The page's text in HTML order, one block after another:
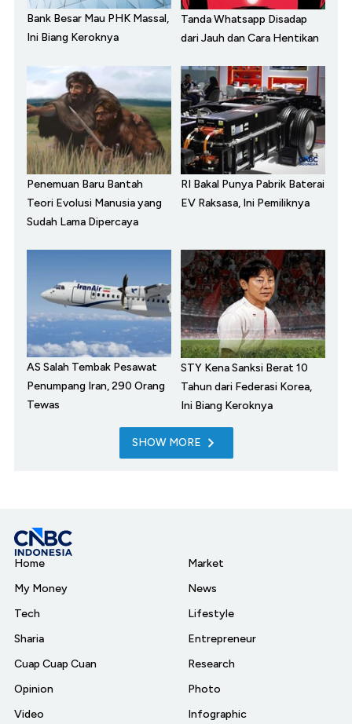
Bank Besar Mau PHK Massal,
Ini Biang Keroknya
Tanda Whatsapp Disadap
dari Jauh dan Cara Hentikan
Penemuan Baru Bantah
Teori Evolusi Manusia yang
Sudah Lama Dipercaya
RI Bakal Punya Pabrik Baterai
EV Raksasa, Ini Pemiliknya
AS Salah Tembak Pesawat
Penumpang Iran, 290 Orang
Tewas
STY Kena Sanksi Berat 10
Tahun dari Federasi Korea,
Ini Biang Keroknya
SHOW MORE
Home
My Money
Tech
Sharia
Cuap Cuap Cuan
Opinion
Video
Market
News
Lifestyle
Entrepreneur
Research
Photo
Infographic